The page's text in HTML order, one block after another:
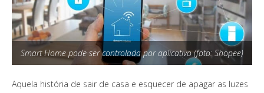
Smart Home pode ser controlada por aplicativo (foto: Shopee)
Aquela história de sair de casa e esquecer de apagar as luzes